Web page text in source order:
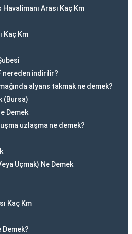
Arası Kaç Km
Kaç Km
nereden indirilir?
alyans takmak ne demek?
(Bursa)
Demek
uzlaşma ne demek?
Uçmak) Ne Demek
Kaç Km
Demek?